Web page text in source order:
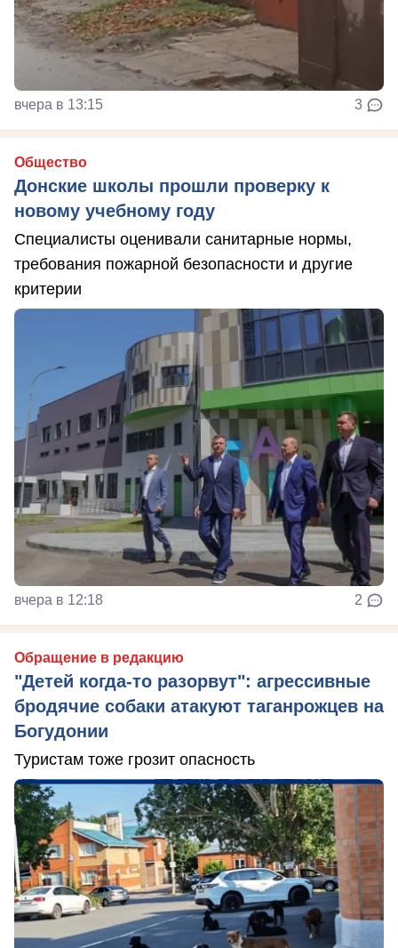
вчера в 13:15 3
Общество
Донские школы прошли проверку к
новому учебному году
Специалисты оценивали санитарные нормы,
требования пожарной безопасности и другие
критерии
вчера в 12:18 2
Обращение в редакцию
"Детей когда-то разорвут": агрессивные
бродячие собаки атакуют таганрожцев на
Богудонии
Туристам тоже грозит опасность